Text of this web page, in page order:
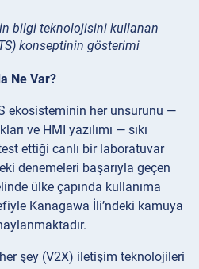
bilgi teknolojisini kullanan
konseptinin gösterimi
Ne Var?
ekosisteminin her unsurunu —
ve HMI yazılımı — sıkı
ettiği canlı bir laboratuvar
denemeleri başarıyla geçen
ülke çapında kullanıma
Kanagawa İli’ndeki kamuya
şey (V2X) iletişim teknolojileri